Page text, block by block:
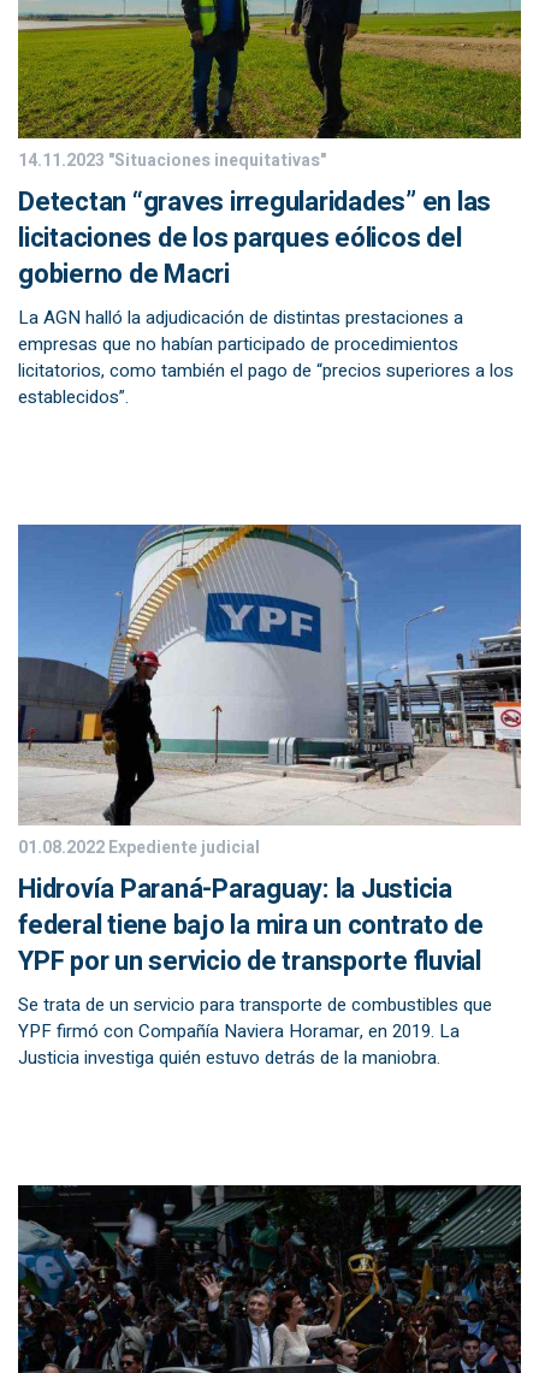
14.11.2023 "Situaciones inequitativas"
Detectan “graves irregularidades” en las
licitaciones de los parques eólicos del
gobierno de Macri
La AGN halló la adjudicación de distintas prestaciones a
empresas que no habían participado de procedimientos
licitatorios, como también el pago de “precios superiores a los
establecidos”.
01.08.2022Expediente judicial
Hidrovía Paraná-Paraguay: la Justicia
federal tiene bajo la mira un contrato de
YPF por un servicio de transporte fluvial
Se trata de un servicio para transporte de combustibles que
YPF firmó con Compañía Naviera Horamar, en 2019. La
Justicia investiga quién estuvo detrás de la maniobra.